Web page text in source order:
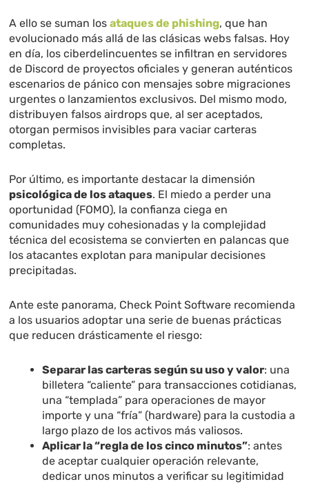
A ello se suman losataques de phishing, que han
evolucionado más allá de las clásicas webs falsas. Hoy
en día, los ciberdelincuentes se infiltran en servidores
de Discord de proyectos oficiales y generan auténticos
escenarios de pánico con mensajes sobre migraciones
urgentes o lanzamientos exclusivos. Del mismo modo,
distribuyen falsos airdrops que, al ser aceptados,
otorgan permisos invisibles para vaciar carteras
completas.
Por último, es importante destacar la dimensión
psicológica de los ataques. El miedo a perder una
oportunidad (FOMO), la confianza ciega en
comunidades muy cohesionadas y la complejidad
técnica del ecosistema se convierten en palancas que
los atacantes explotan para manipular decisiones
precipitadas.
Ante este panorama, Check Point Software recomienda
a los usuarios adoptar una serie de buenas prácticas
que reducen drásticamente el riesgo:
Separar las carteras según su uso y valor: una
billetera “caliente” para transacciones cotidianas,
una “templada” para operaciones de mayor
importe y una “fría” (hardware) para la custodia a
largo plazo de los activos más valiosos.
Aplicar la “regla de los cinco minutos”: antes
de aceptar cualquier operación relevante,
dedicar unos minutos a verificar su legitimidad